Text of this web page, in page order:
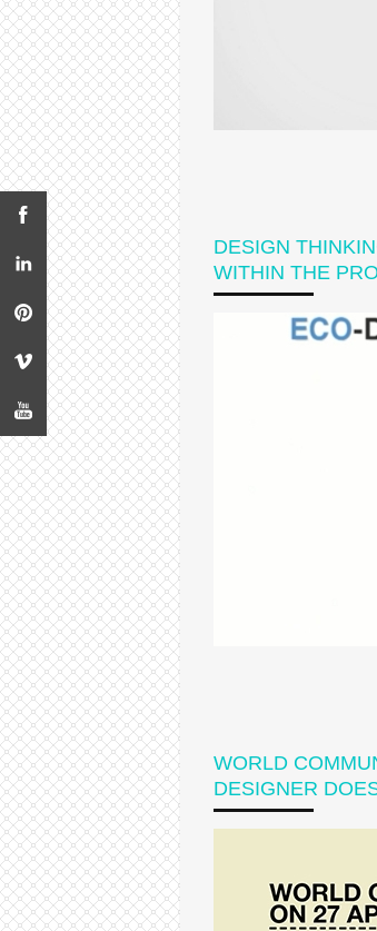
DESIGN
WITHIN THE
WORLD
DESIGNER